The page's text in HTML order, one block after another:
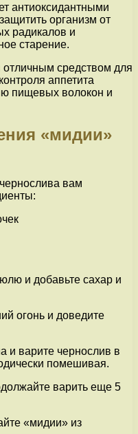
антиоксидантными
организм от
радикалов и
старение.
отличным средством для
аппетита
пищевых волокон и
«мидии»
вам
и добавьте сахар и
огонь и доведите
и варите чернослив в
помешивая.
варить еще 5
«мидии» из